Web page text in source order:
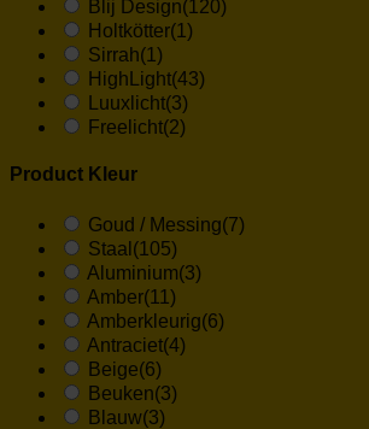
Blij Design(120)
Holtkötter(1)
Sirrah(1)
HighLight(43)
Luuxlicht(3)
Freelicht(2)
Product Kleur
Goud / Messing(7)
Staal (105)
Aluminium(3)
Amber(11)
Amberkleurig(6)
Antraciet(4)
Beige(6)
Beuken(3)
Blauw(3)